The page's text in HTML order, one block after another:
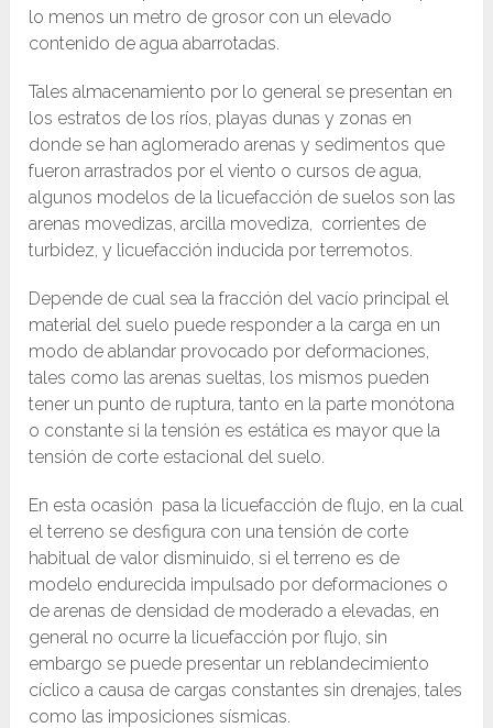
lo menos un metro de grosor con un elevado
contenido de agua abarrotadas.
Tales almacenamiento por lo general se presentan en
los estratos de los ríos, playas dunas y zonas en
donde se han aglomerado arenas y sedimentos que
fueron arrastrados por el viento o cursos de agua,
algunos modelos de la licuefacción de suelos son las
arenas movedizas, arcilla movediza, corrientes de
turbidez, y licuefacción inducida por terremotos.
Depende de cual sea la fracción del vacío principal el
material del suelo puede responder a la carga en un
modo de ablandar provocado por deformaciones,
tales como las arenas sueltas, los mismos pueden
tener un punto de ruptura, tanto en la parte monótona
o constante si la tensión es estática es mayor que la
tensión de corte estacional del suelo.
En esta ocasión pasa la licuefacción de flujo, en la cual
el terreno se desfigura con una tensión de corte
habitual de valor disminuido, si el terreno es de
modelo endurecida impulsado por deformaciones o
de arenas de densidad de moderado a elevadas, en
general no ocurre la licuefacción por flujo, sin
embargo se puede presentar un reblandecimiento
cíclico a causa de cargas constantes sin drenajes, tales
como las imposiciones sísmicas.